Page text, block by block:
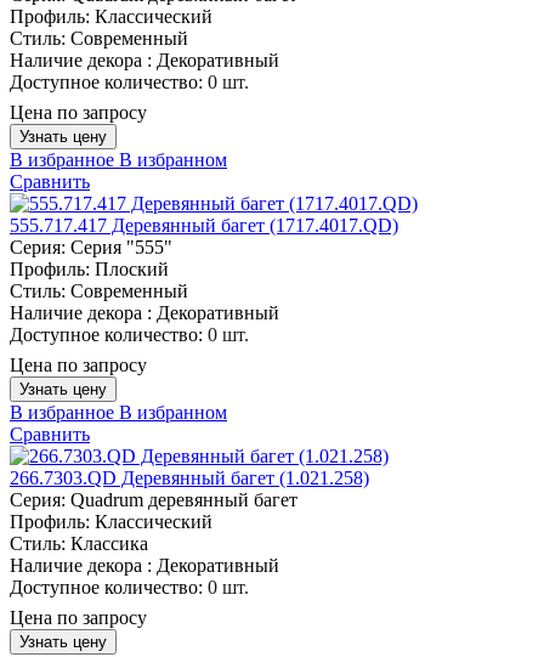
Профиль: Классический
Стиль: Современный
Наличие декора : Декоративный
Доступное количество: 0 шт.
Цена по запросу
Узнать цену
В избранное В избранном
Сравнить
555.717.417 Деревянный багет (1717.4017.QD)
Серия: Серия "555"
Профиль: Плоский
Стиль: Современный
Наличие декора : Декоративный
Доступное количество: 0 шт.
Цена по запросу
Узнать цену
В избранное В избранном
Сравнить
266.7303.QD Деревянный багет (1.021.258)
Серия: Quadrum деревянный багет
Профиль: Классический
Стиль: Классика
Наличие декора : Декоративный
Доступное количество: 0 шт.
Цена по запросу
Узнать цену